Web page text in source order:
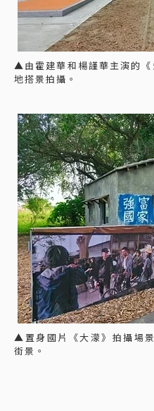
▲由霍建華和楊謹華主演的
地搭景拍攝。
▲置身國片《大濛》拍攝場
街景。